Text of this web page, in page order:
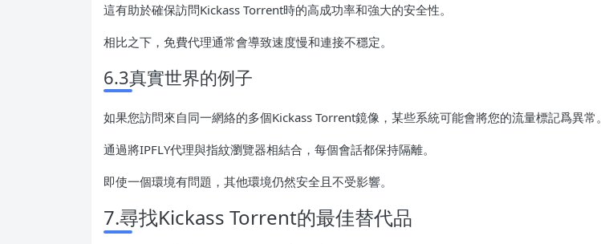
這有助於確保訪問Kickass Torrent時的高成功率和強大的安全性。
相比之下，免費代理通常會導致速度慢和連接不穩定。
6.3真實世界的例子
如果您訪問來自同一網絡的多個Kickass Torrent鏡像，某些系統可能會將您的流量標記爲異常。
通過將IPFLY代理與指紋瀏覽器相結合，每個會話都保持隔離。
即使一個環境有問題，其他環境仍然安全且不受影響。
7.尋找Kickass Torrent的最佳替代品